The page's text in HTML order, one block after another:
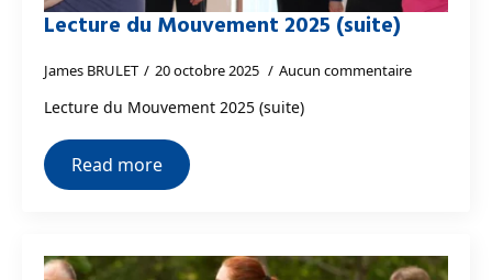
Lecture du Mouvement 2025 (suite)
James BRULET 20 octobre 2025 Aucun commentaire
Lecture du Mouvement 2025 (suite)
Read more